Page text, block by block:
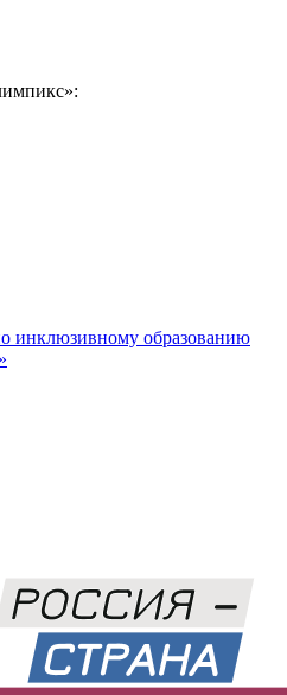
инклюзивному образованию